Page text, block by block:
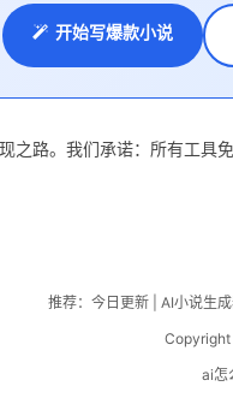
开始写爆款小说
之路。我们承诺：所有工
推荐： 今日更新 AI小说生
ai怎